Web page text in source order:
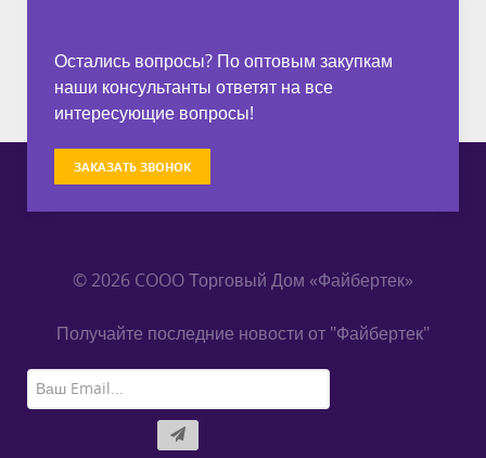
Остались вопросы? По оптовым закупкам
наши консультанты ответят на все
интересующие вопросы!
ЗАКАЗАТЬ ЗВОНОК
© 2026 COOO Торговый Дом «Файбертек»
Получайте последние новости от "Файбертек"